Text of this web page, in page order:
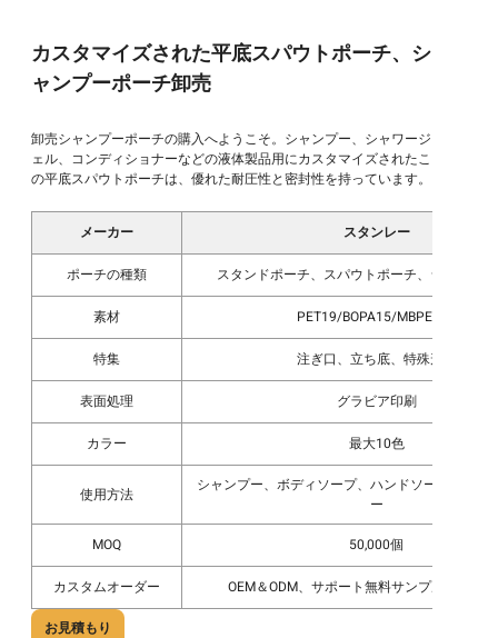
カスタマイズされた平底スパウトポーチ、シ
ャンプーポーチ卸売
卸売シャンプーポーチの購入へようこそ。シャンプー、シャワージ
ェル、コンディショナーなどの液体製品用にカスタマイズされたこ
の平底スパウトポーチは、優れた耐圧性と密封性を持っています。
メーカー スタンレー
ポーチの種類 スタンドポーチ、スパウトポーチ、シェイプ
素材 PET19/BOPA15/MBPE155
特集 注ぎ口、立ち底、特殊形状
表面処理 グラビア印刷
カラー 最大10色
使用方法
シャンプー、ボディソープ、ハンドソープ、コン
ー
MOQ
50,000個
カスタムオーダー OEM＆ODM、サポート無料サンプルを受け
お見積もり